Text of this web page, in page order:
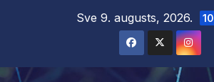
Sve 9. augusts, 2026.